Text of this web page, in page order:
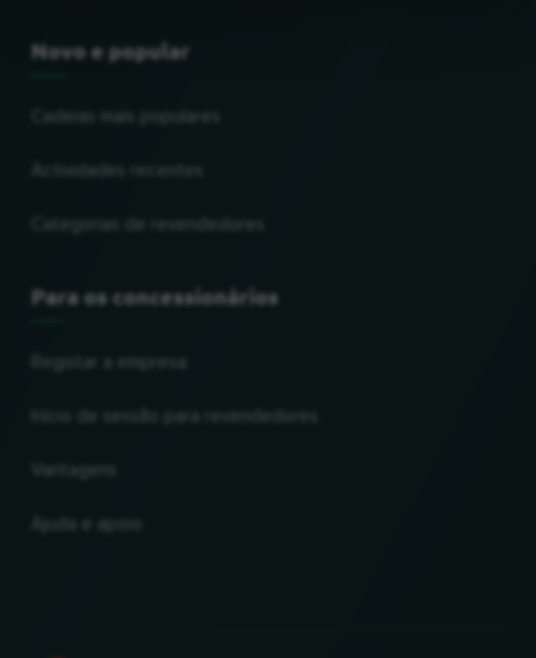
Novo e popular
Cadeias mais populares
Para os concessionários
Registar a empresa
Vantagens
Ajuda e apoio